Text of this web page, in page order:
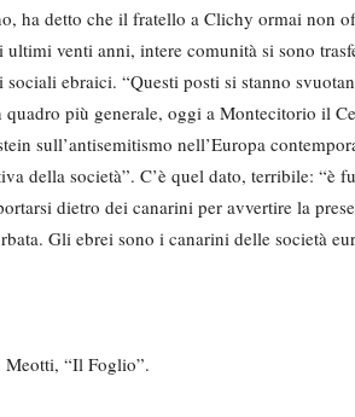
ha detto che il fratello a Clichy ormai non
ultimi venti anni, intere comunità si sono
sociali ebraici. “Questi posti si stanno
quadro più generale, oggi a Montecitorio il
sull’antisemitismo nell’Europa
della società”. C’è quel dato, terribile: “è
dietro dei canarini per avvertire la
Gli ebrei sono i canarini delle società
“Il Foglio”.